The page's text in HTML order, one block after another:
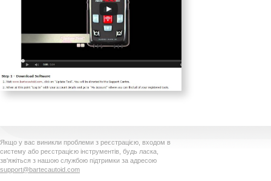
Якщо у вас виникли проблеми з реєстрацією, входом в
систему або реєстрацією інструментів, будь ласка,
зв'яжіться з нашою службою підтримки за адресою
support@bartecautoid.com